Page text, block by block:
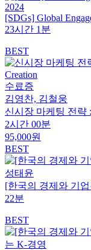
[SDGs] Global
23시간 1분
BEST
수료증
김영찬, 김철웅
신시장 마케팅 전략 :
2시간 00분
95,000원
BEST
성태윤
[한국의 경제와 기
22분
BEST